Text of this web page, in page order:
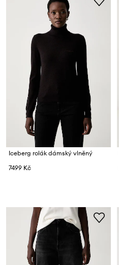
Iceberg rolák dámský vlněný
7499 Kč